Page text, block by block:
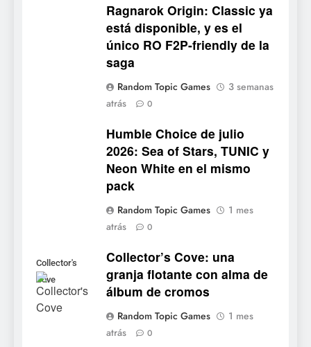
Ragnarok Origin: Classic ya
está disponible, y es el
único RO F2P-friendly de la
saga
Random Topic Games
3 semanas
atrás
0
Humble Choice de julio
2026: Sea of Stars, TUNIC y
Neon White en el mismo
pack
Random Topic Games
1 mes
atrás
0
Collector's
Cove
Collector’s Cove: una
granja flotante con alma de
álbum de cromos
Random Topic Games
1 mes
atrás
0
la conducción acrobática a
PS5, Xbox Series X|S y PC
NOTICIAS DE VIDEOJUEGOS
está disponible, y es el único
RO F2P-friendly de la saga
Humble Choice de julio
2026: Sea of Stars, TUNIC y
pack
NOTICIAS DE VIDEOJUEGOS
Collector’s Cove: una granja
flotante con alma de álbum
de cromos
NOTICIAS DE VIDEOJUEGOS